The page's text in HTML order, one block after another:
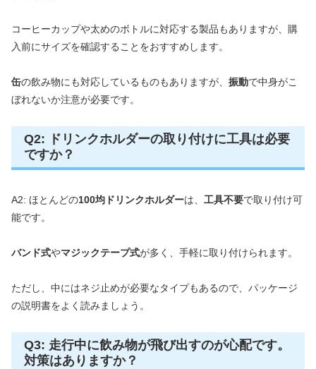
コーヒーカップや太めのボトルに対応する製品もありますが、購
入前にサイズを確認することをおすすめします。
缶の飲み物にも対応しているものもありますが、 振動で中身がこ
ぼれないか注意が必要です。
Q2: ドリンクホルダーの取り付けに工具は必要
ですか？
A2: ほとんどの100均ドリンクホルダーは、 工具不要で取り付け可
能です。
バンド式やマジックテープ式が多く、手軽に取り付けられます。
ただし、中にはネジ止めが必要なタイプもあるので、パッケージ
の説明書をよく読みましょう。
Q3: 走行中に飲み物が飛び出すのが心配です。
対策はありますか？